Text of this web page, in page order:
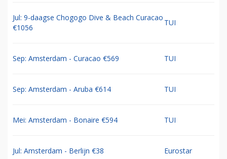
Jul: 9-daagse Chogogo Dive & Beach Curacao
€1056
TUI
Sep: Amsterdam - Curacao €569 TUI
Sep: Amsterdam - Aruba €614 TUI
Mei: Amsterdam - Bonaire €594 TUI
Jul: Amsterdam - Berlijn €38 Eurostar